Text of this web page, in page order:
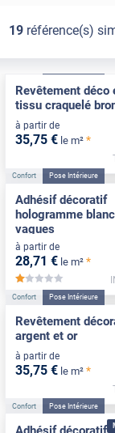
19référence(s)
Revêtement déco
tissu craquelé
à partir de
35,75 € le m² *
Confort Pose Intérieure
Adhésif décoratif
hologramme
vagues
à partir de
28,71 € le m² *
*****
Confort Pose Intérieure
Revêtement
argent et or
à partir de
35,75 € le m² *
Confort Pose Intérieure